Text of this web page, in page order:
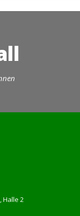
Halle 2